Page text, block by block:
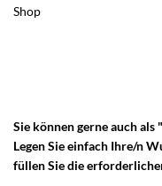
Shop
Sie können gerne auch
Legen Sie einfach Ihre/n
füllen Sie die